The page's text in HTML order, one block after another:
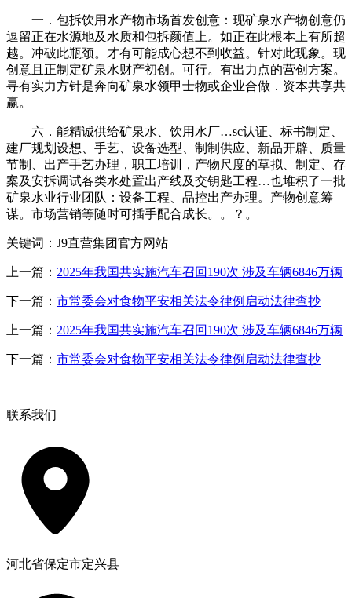
一．包拆饮用水产物市场首发创意：现矿泉水产物创意仍
逗留正在水源地及水质和包拆颜值上。如正在此根本上有所超
越。冲破此瓶颈。才有可能成心想不到收益。针对此现象。现
创意且正制定矿泉水财产初创。可行。有出力点的营创方案。
寻有实力方针是奔向矿泉水领甲士物或企业合做．资本共享共
赢。
六．能精诚供给矿泉水、饮用水厂…sc认证、标书制定、
建厂规划设想、手艺、设备选型、制制供应、新品开辟、质量
节制、出产手艺办理，职工培训，产物尺度的草拟、制定、存
案及安拆调试各类水处置出产线及交钥匙工程…也堆积了一批
矿泉水业行业团队：设备工程、品控出产办理。产物创意筹
谋。市场营销等随时可插手配合成长。。？。
关键词：J9直营集团官方网站
上一篇： 2025年我国共实施汽车召回190次 涉及车辆6846万辆
下一篇： 市常委会对食物平安相关法令律例启动法律查抄
上一篇： 2025年我国共实施汽车召回190次 涉及车辆6846万辆
下一篇： 市常委会对食物平安相关法令律例启动法律查抄
联系我们
河北省保定市定兴县